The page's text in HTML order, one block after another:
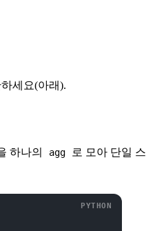
세요(아래).
하나의 agg
로 모아 단일 스